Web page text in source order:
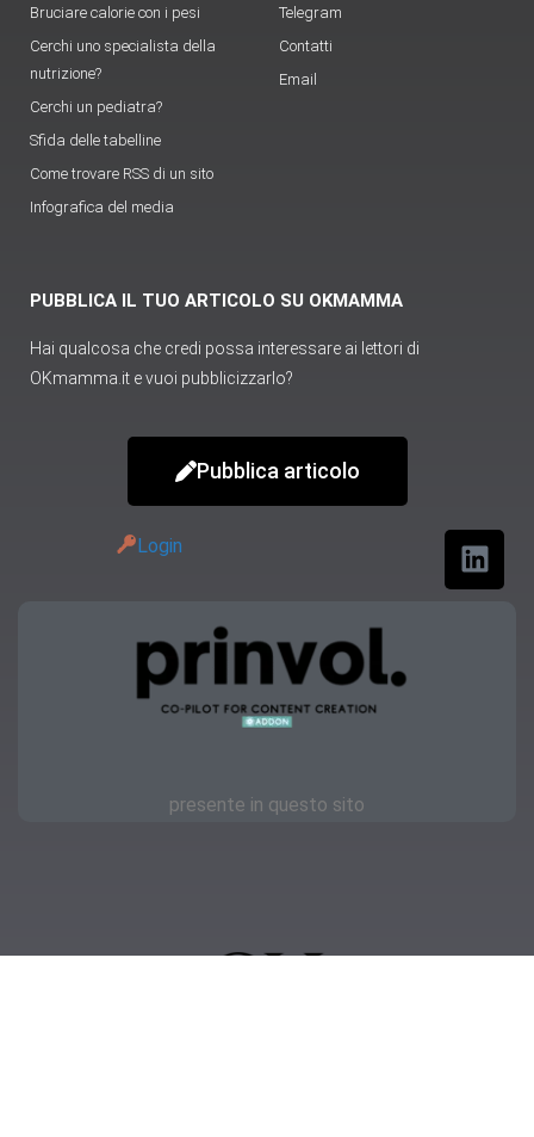
Bruciare calorie con i pesi
Cerchi uno specialista della
nutrizione?
Cerchi un pediatra?
Sfida delle tabelline
Come trovare RSS di un sito
Infografica del media
Telegram
Contatti
Email
PUBBLICA IL TUO ARTICOLO SU OKMAMMA
Hai qualcosa che credi possa interessare ai lettori di
OKmamma.it e vuoi pubblicizzarlo?
Pubblica articolo
Login
presente in questo sito